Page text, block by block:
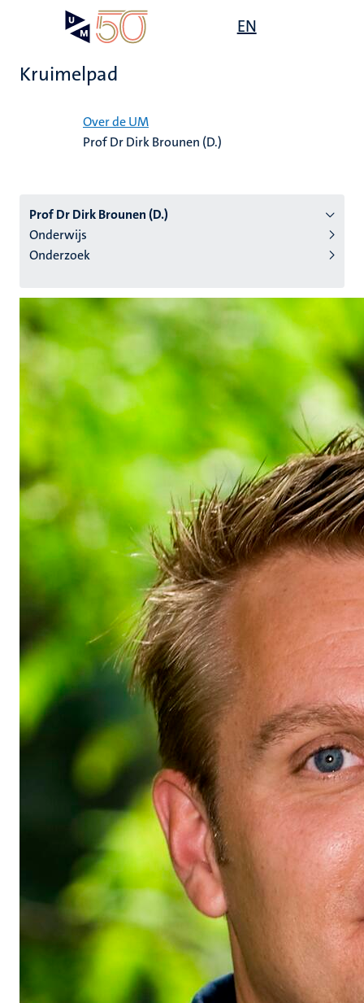
EN
Kruimelpad
Over de UM
Prof Dr Dirk Brounen (D.)
Prof Dr Dirk Brounen (D.)
Onderwijs
Onderzoek